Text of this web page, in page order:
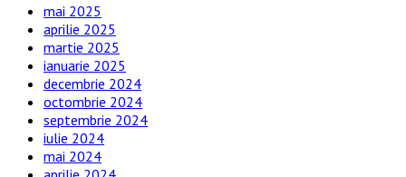
mai 2025
aprilie 2025
martie 2025
ianuarie 2025
decembrie 2024
octombrie 2024
septembrie 2024
iulie 2024
mai 2024